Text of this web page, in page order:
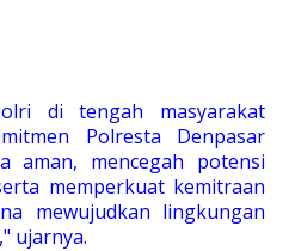
di tengah masyarakat
Polresta Denpasar
aman, mencegah potensi
memperkuat kemitraan
mewujudkan lingkungan
ujarnya.